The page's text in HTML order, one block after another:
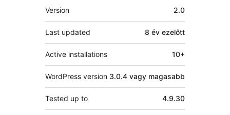
Meta
Version 2.0
Last updated 8 év ezelőtt
Active installations 10+
WordPress version 3.0.4 vagy magasabb
Tested up to 4.9.30